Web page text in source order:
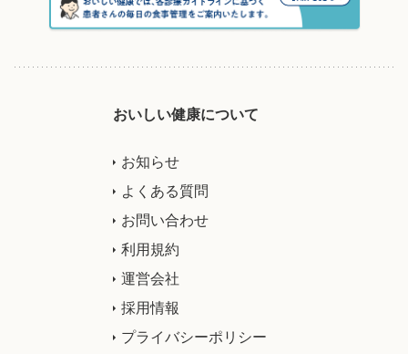
おいしい健康について
お知らせ
よくある質問
お問い合わせ
利用規約
運営会社
採用情報
プライバシーポリシー